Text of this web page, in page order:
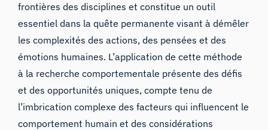
frontières des disciplines et constitue un outil
essentiel dans la quête permanente visant à démêler
les complexités des actions, des pensées et des
émotions humaines. L’application de cette méthode
à la recherche comportementale présente des défis
et des opportunités uniques, compte tenu de
l’imbrication complexe des facteurs qui influencent le
comportement humain et des considérations